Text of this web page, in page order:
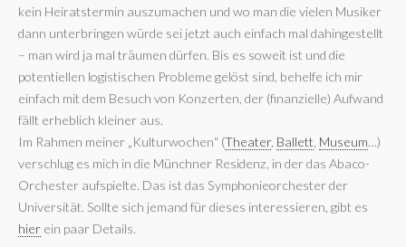
kein Heiratstermin auszumachen und wo man die vielen Musiker
dann unterbringen würde sei jetzt auch einfach mal dahingestellt
– man wird ja mal träumen dürfen. Bis es soweit ist und die
potentiellen logistischen Probleme gelöst sind, behelfe ich mir
einfach mit dem Besuch von Konzerten, der (finanzielle) Aufwand
fällt erheblich kleiner aus.
Im Rahmen meiner „Kulturwochen“ (Theater, Ballett Museum…)
verschlug es mich in die Münchner Residenz, in der das Abaco-
Orchester aufspielte. Das ist das Symphonieorchester der
Universität. Sollte sich jemand für dieses interessieren, gibt es
hier ein paar Details.